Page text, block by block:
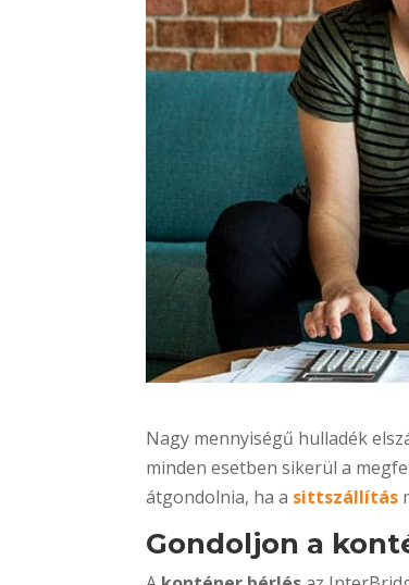
Nagy mennyiségű hulladék
minden esetben sikerül a
átgondolnia, ha a sittszállítás
Gondoljon a